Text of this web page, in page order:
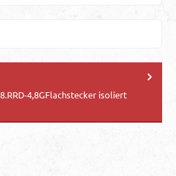
4,8GFlachstecker isoliert